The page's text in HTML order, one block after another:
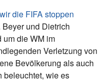
die FIFA stoppen
und Dietrich
die WM im
Verletzung von
Bevölkerung als auch
beleuchtet, wie es